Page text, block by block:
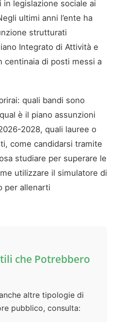
legislazione sociale ai
ultimi anni l’ente ha
strutturati
Integrato di Attività e
centinaia di posti messi a
quali bandi sono
è il piano assunzioni
2028, quali lauree o
come candidarsi tramite
studiare per superare le
utilizzare il simulatore di
per allenarti
che Potrebbero
altre tipologie di
pubblico, consulta: